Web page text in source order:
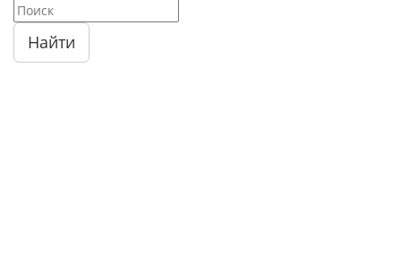
Найти